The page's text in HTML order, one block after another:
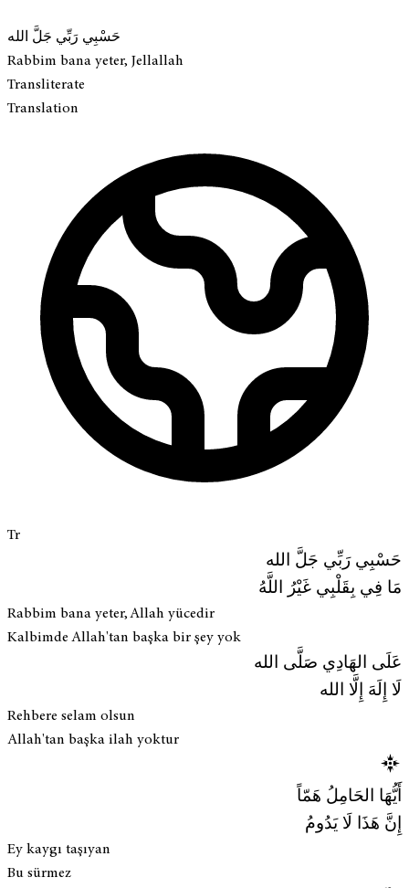
حَسْبِي رَبِّي جَلَّ الله
Rabbim bana yeter, Jellallah
Transliterate
Translation
Tr
حَسْبِي رَبِّي جَلَّ الله
مَا فِي بِقَلْبِي غَيْرُ اللَّهُ
Rabbim bana yeter, Allah yücedir
Kalbimde Allah'tan başka bir şey yok
عَلَى الهَادِي صَلَّى الله
لَا إِلَهَ إِلَّا الله
Rehbere selam olsun
Allah'tan başka ilah yoktur
أَيُّهَا الحَامِلُ هَمّاً
إِنَّ هَذَا لَا يَدُومُ
Ey kaygı taşıyan
Bu sürmez